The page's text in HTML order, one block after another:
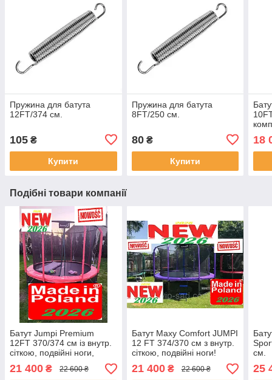
Пружина для батута
12FT/374 см.
105 ₴
Купити
Пружина для батута
8FT/250 см.
80₴
Купити
18
Подібні товари компанії
Батут Jumpi Premium
12FT 370/374 см із внутр.
сіткою, подвійні ноги,
Польща!!
21 400 ₴ 22 600 ₴
Батут Maxy Comfort JUMPI
12 FT 374/370 см з внутр.
сіткою, подвійні ноги!
21 400₴ 22 600 ₴
см.
25